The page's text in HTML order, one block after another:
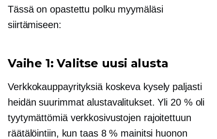
Tässä on opastettu polku myymäläsi
siirtämiseen:
Vaihe 1: Valitse uusi alusta
Verkkokauppayrityksiä koskeva kysely paljasti
heidän suurimmat alustavalitukset. Yli 20 % oli
tyytymättömiä verkkosivustojen rajoitettuun
räätälöintiin, kun taas 8 % mainitsi huonon